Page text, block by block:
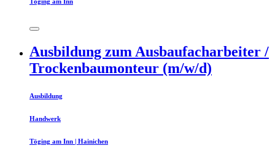
Ausbildung zum Ausbaufacharbeiter /
Trockenbaumonteur (m/w/d)
Ausbildung
Handwerk
Töging am Inn | Hainichen